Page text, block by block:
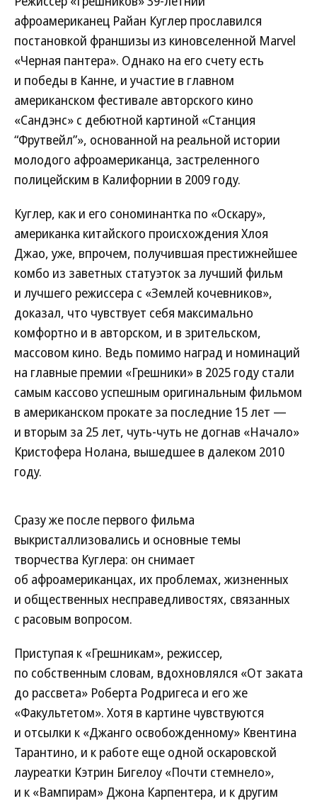
афроамериканец Райан Куглер прославился
постановкой франшизы из киновселенной Marvel
«Черная пантера». Однако на его счету есть
и победы в Канне, и участие в главном
американском фестивале авторского кино
«Сандэнс» с дебютной картиной «Станция
“Фрутвейл”», основанной на реальной истории
молодого афроамериканца, застреленного
полицейским в Калифорнии в 2009 году.
Куглер, как и его сономинантка по «Оскару»,
американка китайского происхождения Хлоя
Джао, уже, впрочем, получившая престижнейшее
комбо из заветных статуэток за лучший фильм
и лучшего режиссера с «Землей кочевников»,
доказал, что чувствует себя максимально
комфортно и в авторском, и в зрительском,
массовом кино. Ведь помимо наград и номинаций
на главные премии «Грешники» в 2025 году стали
самым кассово успешным оригинальным фильмом
в американском прокате за последние 15 лет —
и вторым за 25 лет, чуть-чуть не догнав «Начало»
Кристофера Нолана, вышедшее в далеком 2010
году.
Сразу же после первого фильма
выкристаллизовались и основные темы
творчества Куглера: он снимает
об афроамериканцах, их проблемах, жизненных
и общественных несправедливостях, связанных
с расовым вопросом.
Приступая к «Грешникам», режиссер,
по собственным словам, вдохновлялся «От заката
до рассвета» Роберта Родригеса и его же
«Факультетом». Хотя в картине чувствуются
и отсылки к «Джанго освобожденному» Квентина
Тарантино, и к работе еще одной оскаровской
лауреатки Кэтрин Бигелоу «Почти стемнело»,
и к «Вампирам» Джона Карпентера, и к другим